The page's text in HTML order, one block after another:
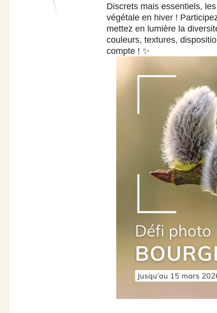
Discrets mais essentiels,
végétale en hiver !
mettez en lumière la
couleurs, textures,
compte ! ✨